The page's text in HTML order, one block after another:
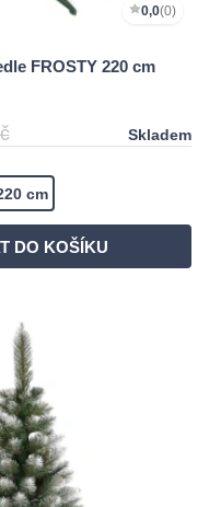
0,0(0)
FROSTY 220 cm
Skladem
cm